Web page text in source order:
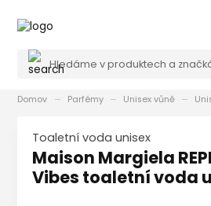
Domov Parfémy Unisex vůně
toaletní voda unisex
Maison Margiela
Vibes toaletní voda